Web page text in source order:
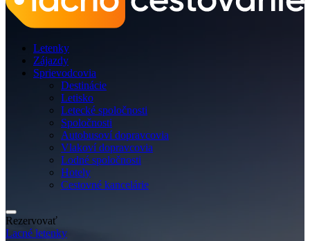
Letenky
Zájazdy
Sprievodcovia
Destinácie
Letisko
Letecké spoločnosti
Spoločnosti
Autobusoví dopravcovia
Vlakoví dopravcovia
Lodné spoločnosti
Hotely
Cestovné kancelárie
Rezervovať
Lacné letenky